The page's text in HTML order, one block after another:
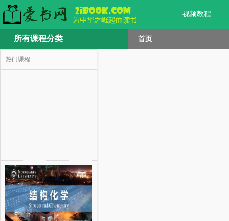
视频教程
所有课程分类 首页
热门课程